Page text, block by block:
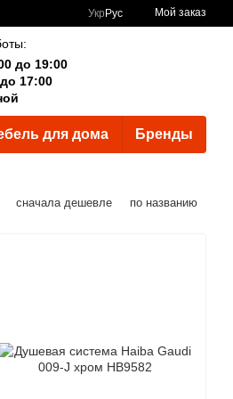
Укр Рус Мой заказ
до 19:00
17:00
для дома Бренды
сначала дешевле по названию